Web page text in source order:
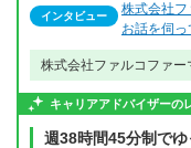
インタビュー
株式会社
お話を伺
株式会社ファルコファー
キャリアアドバイザーの
週38時間45分制で